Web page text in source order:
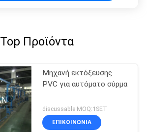
Top Προϊόντα
Μηχανή εκτόξευσης
PVC για αυτόματο σύρμα
discussable MOQ:1SET
ΕΠΙΚΟΙΝΩΝΊΑ